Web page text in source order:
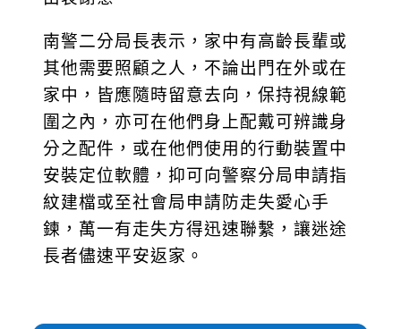
南警二分局長表示，家中有高齡長輩或
其他需要照顧之人，不論出門在外或在
家中，皆應隨時留意去向，保持視線範
圍之內，亦可在他們身上配戴可辨識身
分之配件，或在他們使用的行動裝置中
安裝定位軟體，抑可向警察分局申請指
紋建檔或至社會局申請防走失愛心手
鍊，萬一有走失方得迅速聯繫，讓迷途
長者儘速平安返家。